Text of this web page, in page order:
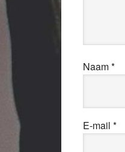
Naam*
E-mail *